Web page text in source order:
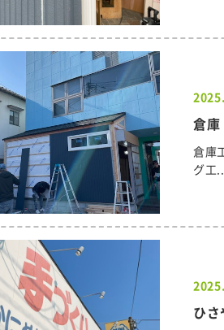
倉庫
倉庫
グ工...
ひ